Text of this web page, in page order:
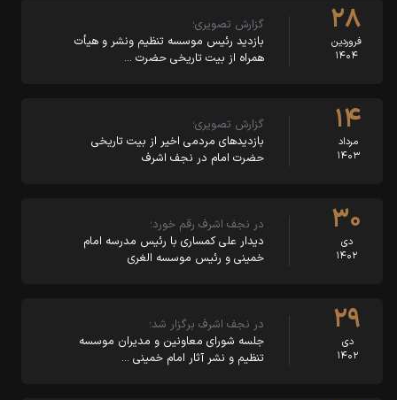
۲۸
فروردین
۱۴۰۴
گزارش تصویری؛
بازدید رئیس موسسه تنظیم ونشر و هیأت
همراه از بیت تاریخی حضرت …
۱۴
مرداد
۱۴۰۳
گزارش تصویری؛
بازدیدهای مردمی اخیر از بیت تاریخی
حضرت امام در نجف اشرف
۳۰
دی
۱۴۰۲
در نجف اشرف رقم خورد؛
دیدار علی کمساری با رئیس مدرسه امام
خمینی و رئیس موسسه الغری
۲۹
دی
۱۴۰۲
در نجف اشرف برگزار شد؛
جلسه شورای معاونین و مدیران موسسه
تنظیم و نشر آثار امام خمینی …